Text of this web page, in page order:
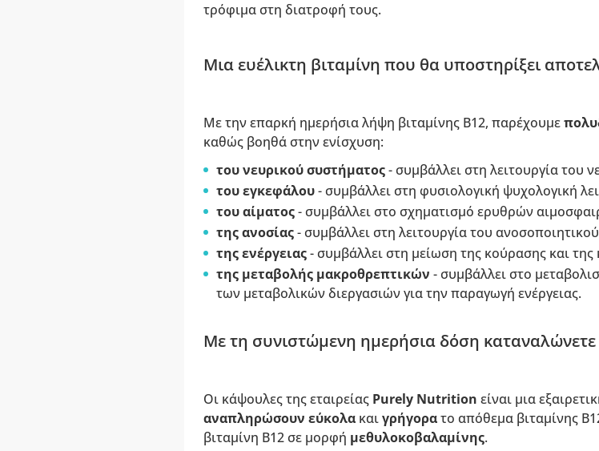
τρόφιμα στη διατροφή τους.
Μια ευέλικτη βιταμίνη που θα υποστηρίξει
Με την επαρκή ημερήσια λήψη βιταμίνης Β12, παρέχουμε
καθώς βοηθά στην ενίσχυση:
του νευρικού συστήματος- συμβάλλει στη λειτουργία του
του εγκεφάλου- συμβάλλει στη φυσιολογική ψυχολογική
του αίματος- συμβάλλει στο σχηματισμό ερυθρών
της ανοσίας- συμβάλλει στη λειτουργία του
της ενέργειας- συμβάλλει στη μείωση της κούρασης και
της μεταβολής μακροθρεπτικών - συμβάλλει στο
των μεταβολικών διεργασιών για την παραγωγή ενέργειας.
Με τη συνιστώμενη ημερήσια δόση καταναλώνετε
Οι κάψουλες της εταιρείας Purely Nutrition είναι μια
αναπληρώσουν εύκολακαιγρήγορατο απόθεμα βιταμίνης
βιταμίνη Β12 σε μορφή μεθυλοκοβαλαμίνης.